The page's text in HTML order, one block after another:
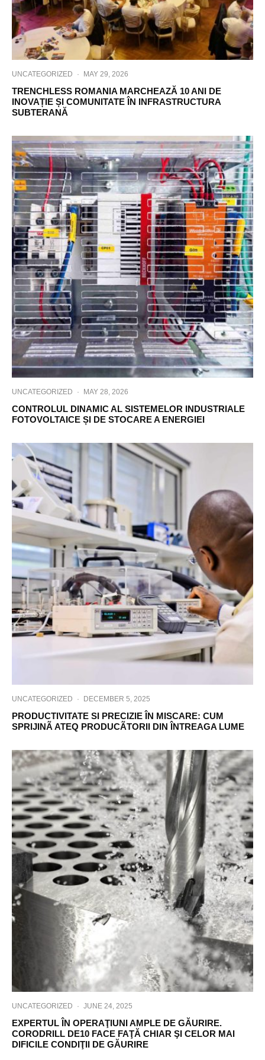
UNCATEGORIZED · MAY 29, 2026
TRENCHLESS ROMANIA MARCHEAZĂ 10 ANI DE
INOVAȚIE ȘI COMUNITATE ÎN INFRASTRUCTURA
SUBTERANĂ
UNCATEGORIZED · MAY 28, 2026
CONTROLUL DINAMIC AL SISTEMELOR INDUSTRIALE
FOTOVOLTAICE ȘI DE STOCARE A ENERGIEI
UNCATEGORIZED · DECEMBER 5, 2025
PRODUCTIVITATE SI PRECIZIE ÎN MISCARE: CUM
SPRIJINÃ ATEQ PRODUCÃTORII DIN ÎNTREAGA LUME
UNCATEGORIZED · JUNE 24, 2025
EXPERTUL ÎN OPERAŢIUNI AMPLE DE GĂURIRE.
CORODRILL DE10 FACE FAŢĂ CHIAR ŞI CELOR MAI
DIFICILE CONDIŢII DE GĂURIRE